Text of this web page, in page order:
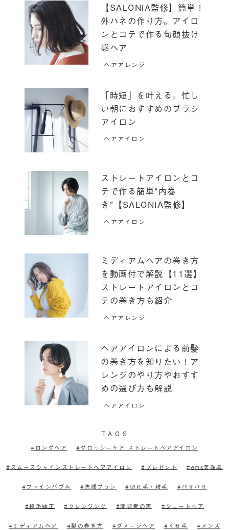
【SALONIA監修】簡単！
外ハネの作り方。アイロ
ンとコテで作る旬顔抜け
感ヘア
ヘアアレンジ
「時短」を叶える。忙し
い朝におすすめのブラシ
アイロン
ヘアアイロン
ストレートアイロンとコ
テで作る簡単“内巻
き”【SALONIA監修】
ヘアアイロン
ミディアムヘアの巻き方
を動画付で解説【11選】
ストレートアイロンとコ
テの巻き方も紹介
ヘアアレンジ
ヘアアイロンによる前髪
の巻き方を知りたい！ア
レンジのやり方やおすす
めの選び方も解説
ヘアアイロン
T A G S
ロングヘア グロッシーケア ストレートヘアアイロン
スムースシャインストレートヘアアイロン プレゼント ems美顔器
ファインバブル 洗顔ブラシ 切れ毛・枝毛 パサパサ
縮毛矯正 クレンジング 開発者の声 ショートヘア
ミディアムヘア 髪の巻き方 ダメージヘア くせ毛 メンズ